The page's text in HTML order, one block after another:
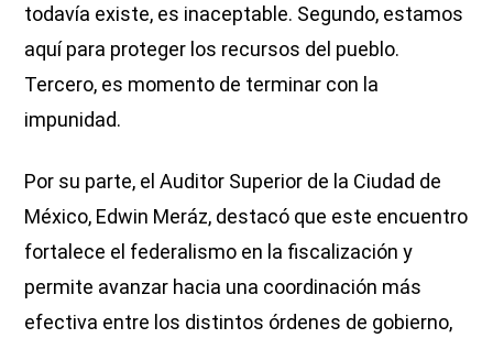
todavía existe, es inaceptable. Segundo, estamos
aquí para proteger los recursos del pueblo.
Tercero, es momento de terminar con la
impunidad.
Por su parte, el Auditor Superior de la Ciudad de
México, Edwin Meráz, destacó que este encuentro
fortalece el federalismo en la fiscalización y
permite avanzar hacia una coordinación más
efectiva entre los distintos órdenes de gobierno,